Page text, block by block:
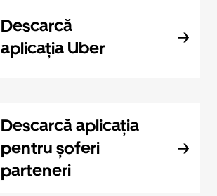
Descarcă
aplicația Uber
Descarcă aplicația
pentru șoferi
parteneri